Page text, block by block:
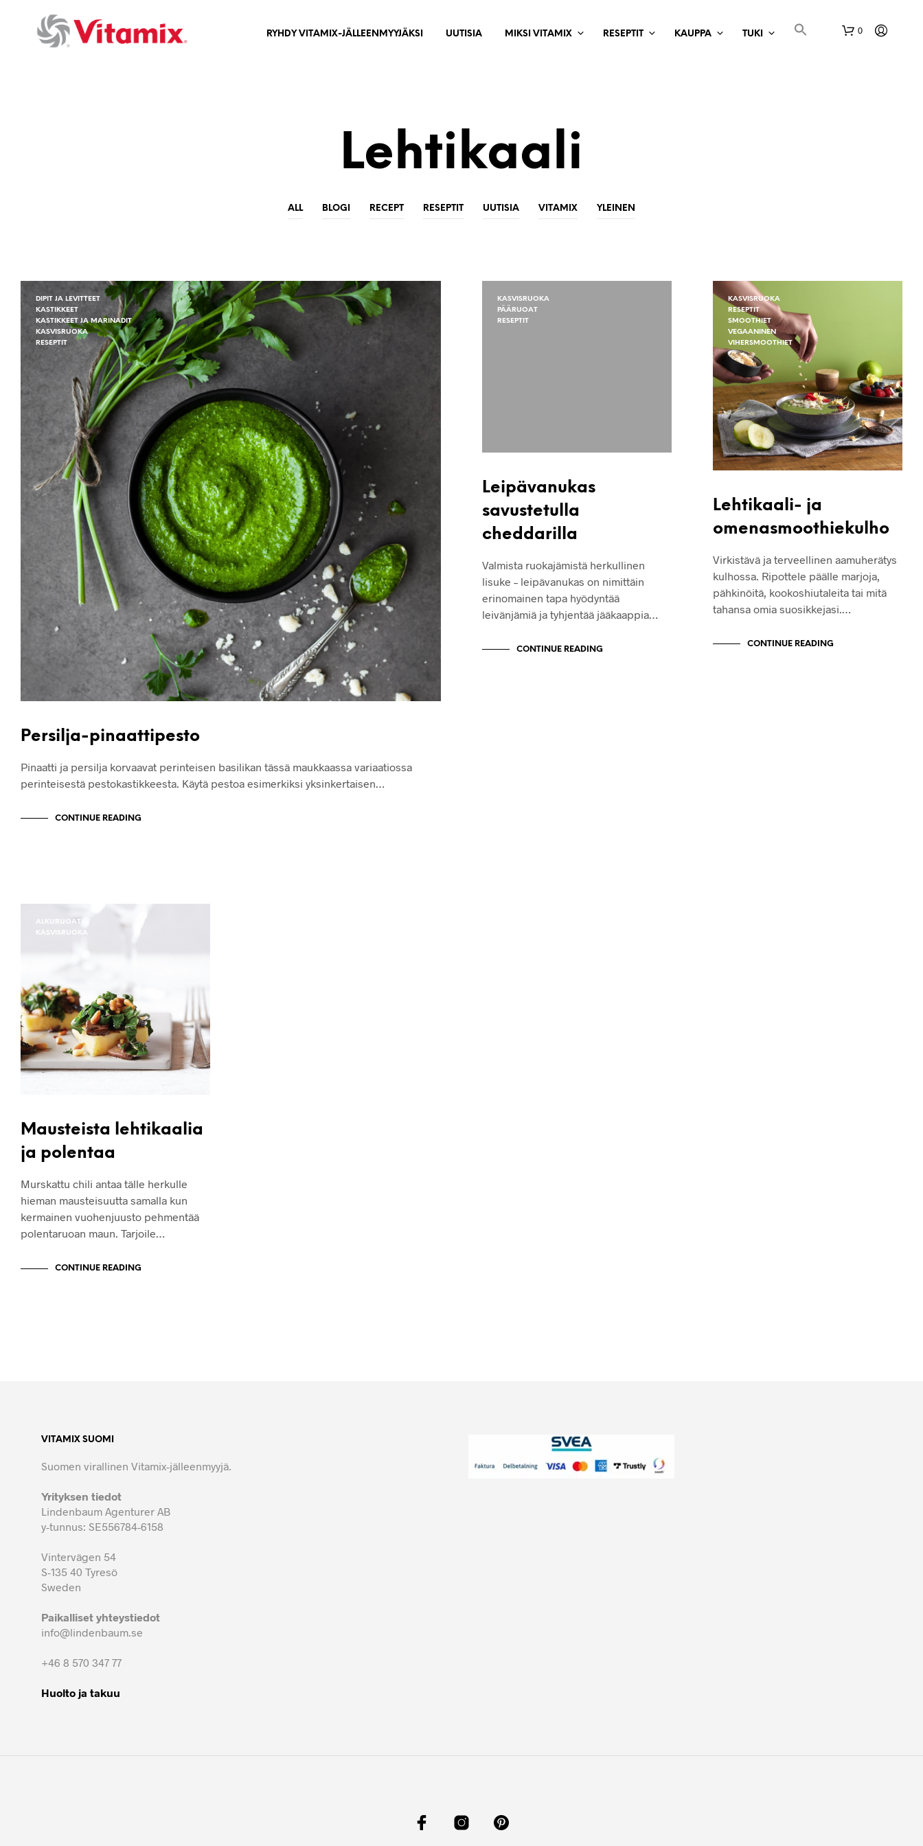
RYHDY VITAMIX-JÄLLEENMYYJÄKSI UUTISIA MIKSI VITAMIX RESEPTIT KAUPPA TUKI 0
H
J
Ä
.
Lehtikaali
ALL BLOGI RECEPT RESEPTIT UUTISIA VITAMIX YLEINEN
DIPIT JA LEVITTEET
KASTIKKEET
KASTIKKEET JA MARINADIT
KASVISRUOKA
RESEPTIT
Persilja-pinaattipesto
Pinaatti ja persilja korvaavat perinteisen basilikan tässä maukkaassa variaatiossa
perinteisestä pestokastikkeesta. Käytä pestoa esimerkiksi yksinkertaisen…
CONTINUE READING
KASVISRUOKA
PÄÄRUOAT
RESEPTIT
Leipävanukas
savustetulla
cheddarilla
Valmista ruokajämistä herkullinen
lisuke – leipävanukas on nimittäin
erinomainen tapa hyödyntää
leivänjämiä ja tyhjentää jääkaappia…
CONTINUE READING
KASVISRUOKA
RESEPTIT
SMOOTHIET
VEGAANINEN
VIHERSMOOTHIET
Lehtikaali- ja
omenasmoothiekulho
Virkistävä ja terveellinen aamuherätys
kulhossa. Ripottele päälle marjoja,
pähkinöitä, kookoshiutaleita tai mitä
tahansa omia suosikkejasi.…
CONTINUE READING
ALKURUOAT
KASVISRUOKA
Mausteista lehtikaalia
ja polentaa
Murskattu chili antaa tälle herkulle
hieman mausteisuutta samalla kun
kermainen vuohenjuusto pehmentää
polentaruoan maun. Tarjoile…
CONTINUE READING
VITAMIX SUOMI
Suomen virallinen Vitamix-jälleenmyyjä.
Yrityksen tiedot
Lindenbaum Agenturer AB
y-tunnus: SE556784-6158
Vintervägen 54
S-135 40 Tyresö
Sweden
Paikalliset yhteystiedot
info@lindenbaum.se
+46 8 570 347 77
Huolto ja takuu